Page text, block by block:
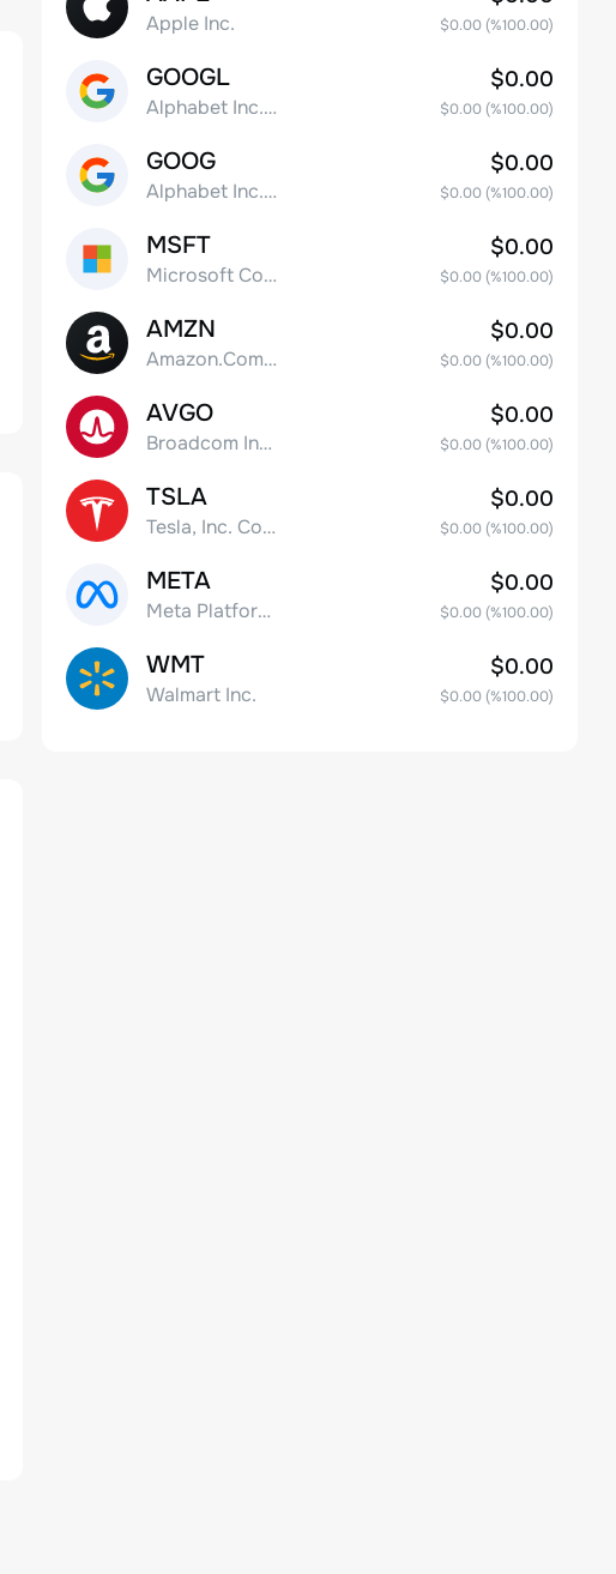
Apple Inc. $0.00(%100.00)
GOOGL
Alphabet Inc. Class A Common Stock
$0.00
$0.00(%100.00)
GOOG
Alphabet Inc. Class C Capital Stock
$0.00
$0.00(%100.00)
MSFT
Microsoft Corp
$0.00
$0.00(%100.00)
AMZN
Amazon.Com Inc
$0.00
$0.00(%100.00)
AVGO
Broadcom Inc. Common Stock
$0.00
$0.00(%100.00)
TSLA
Tesla, Inc. Common Stock
$0.00
$0.00(%100.00)
META
Meta Platforms, Inc. Class A Common Stock
$0.00
$0.00(%100.00)
WMT
Walmart Inc.
$0.00
$0.00(%100.00)